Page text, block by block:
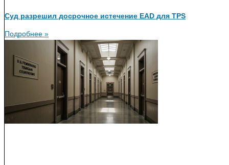
Суд разрешил досрочное истечение EAD для TPS
Подробнее »